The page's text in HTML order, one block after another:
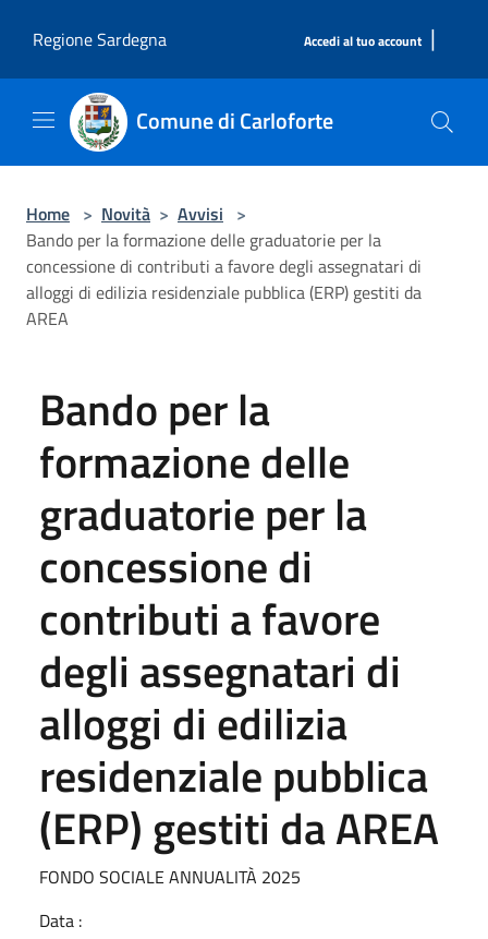
Regione Sardegna
Accedi al tuo account |
Comune di Carloforte
Home > Novità > Avvisi >
Bando per la formazione delle graduatorie per la
concessione di contributi a favore degli assegnatari di
alloggi di edilizia residenziale pubblica (ERP) gestiti da
AREA
Bando per la
formazione delle
graduatorie per la
concessione di
contributi a favore
degli assegnatari di
alloggi di edilizia
residenziale pubblica
(ERP) gestiti da AREA
FONDO SOCIALE ANNUALITÀ 2025
Data :